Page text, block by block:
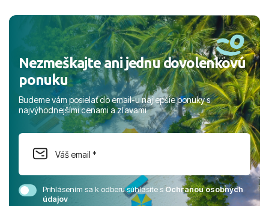
Nezmeškajte ani jednu dovolenkovú
ponuku
Budeme vám posielať do email-u najlepšie ponuky s
najvýhodnejšími cenami a zľavami
Prihlásením sa k odberu súhlasíte sOchranou osobných
údajov